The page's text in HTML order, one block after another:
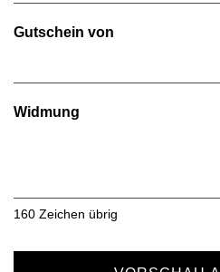
Gutschein von
Widmung
160 Zeichen übrig